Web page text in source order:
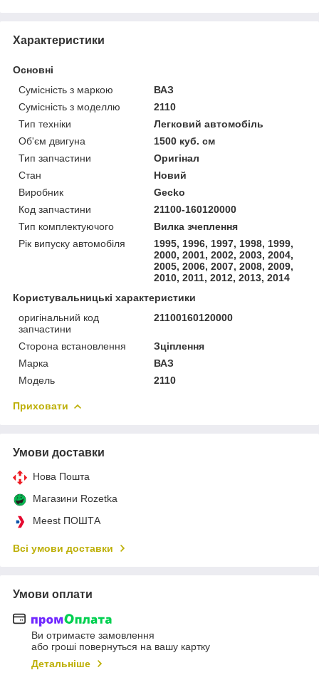
Характеристики
Основні
Сумісність з маркою
ВАЗ
Сумісність з моделлю
2110
Тип техніки
Легковий автомобіль
Об'єм двигуна
1500 куб. см
Тип запчастини
Оригінал
Стан
Новий
Виробник
Gecko
Код запчастини
21100-160120000
Тип комплектуючого
Вилка зчеплення
Рік випуску автомобіля
1995, 1996, 1997, 1998, 1999,
2000, 2001, 2002, 2003, 2004,
2005, 2006, 2007, 2008, 2009,
2010, 2011, 2012, 2013, 2014
Користувальницькі характеристики
оригінальний код
запчастини
21100160120000
Сторона встановлення
Зціплення
Марка
ВАЗ
Модель
2110
Приховати
Умови доставки
Нова Пошта
Магазини Rozetka
Meest ПОШТА
Всі умови доставки
Умови оплати
Ви отримаєте замовлення
або гроші повернуться на вашу картку
Детальніше